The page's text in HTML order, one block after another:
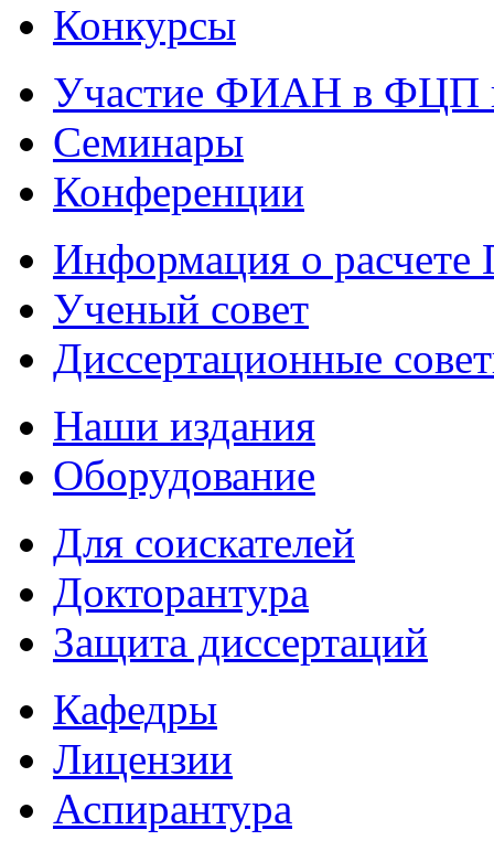
Конкурсы
Участие ФИАН в ФЦП
Семинары
Конференции
Информация о
Ученый совет
Диссертационные
Наши издания
Оборудование
Для соискателей
Докторантура
Защита диссертаций
Кафедры
Лицензии
Аспирантура